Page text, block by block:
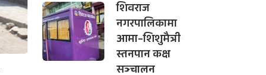
शिवराज
नगरपालिकामा
आमा–शिशुमैत्री
स्तनपान कक्ष
सञ्चालन